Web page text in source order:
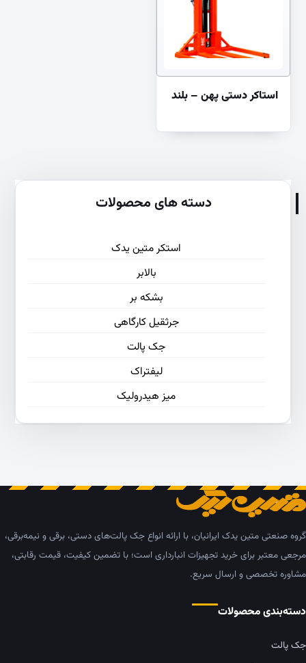
استاکر دستی پهن – بلند
دسته های محصولات
استکر متین یدک
بالابر
بشکه بر
جرثقیل کارگاهی
جک پالت
لیفتراک
میز هیدرولیک
گروه صنعتی متین یدک ایرانیان، با ارائه انواع جک پالت‌های دستی، برقی و نیمه‌برقی،
مرجعی معتبر برای خرید تجهیزات انبارداری است؛ با تضمین کیفیت، قیمت رقابتی،
مشاوره تخصصی و ارسال سریع.
دسته‌بندی محصولات
جک پالت